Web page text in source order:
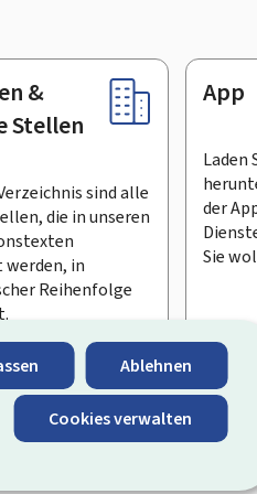
Ablehnen
Cookies verwalten
&
Stellen
sind alle
die in unseren
in
Reihenfolge
App
Laden
der
Sie
schnellen und
Stellen Luxemburgs